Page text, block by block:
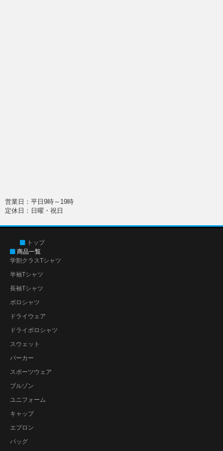
営業日：平日9時～19時
定休日：日曜・祝日
トップ
商品一覧
学割クラスTシャツ
半袖Tシャツ
長袖Tシャツ
ポロシャツ
ドライウェア
ドライポロシャツ
スウェット
パーカー
スポーツウェア
ブルゾン
ユニフォーム
キャップ
エプロン
バッグ